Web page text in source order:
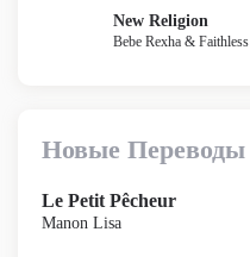
New Religion
Bebe Rexha & Faithless
Новые Переводы
Le Petit Pêcheur
Manon Lisa